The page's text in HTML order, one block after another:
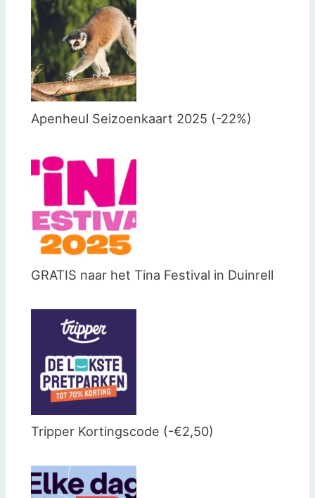
Apenheul Seizoenkaart 2025 (-22%)
GRATIS naar het Tina Festival in Duinrell
Tripper Kortingscode (-€2,50)